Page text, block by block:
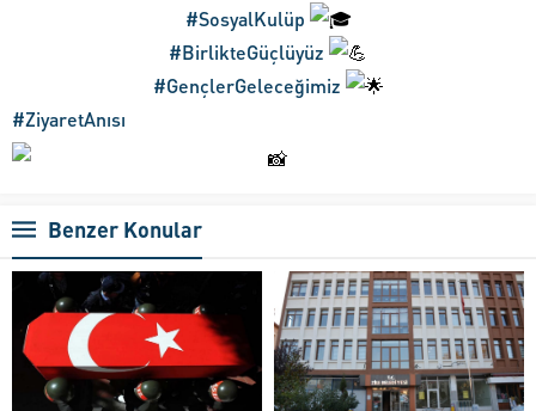
#SosyalKulüp
#BirlikteGüçlüyüz
#GençlerGeleceğimiz
#ZiyaretAnısı
Benzer Konular